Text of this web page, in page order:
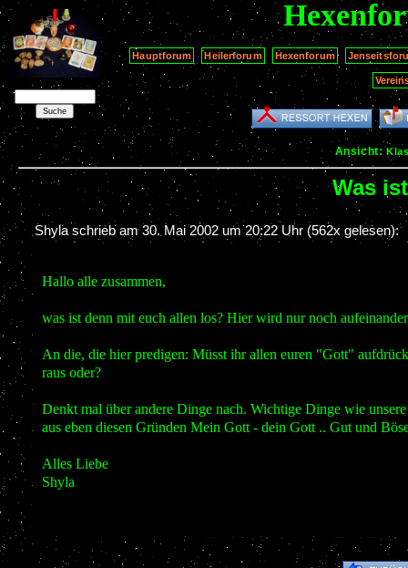
Hauptforum Heilerforum Hexenforum
Ansicht:
Was
Shyla schrieb am30. Mai 2002 um 20:22 Uhr (562x gelesen):
Hallo alle zusammen,
was ist denn mit euch allen los? Hier wird nur noch
An die, die hier predigen: Müsst ihr allen euren "Gott"
raus oder?
Denkt mal über andere Dinge nach. Wichtige Dinge wie
aus eben diesen Gründen Mein Gott - dein Gott .. Gut und
Alles Liebe
Shyla